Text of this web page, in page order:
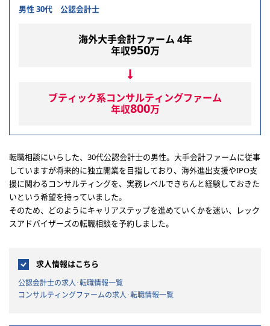
男性 30代 公認会計士
海外大手会計ファーム 4年
年収950万
ブティック系コンサルティングファーム
年収800万
転職相談にいらした、30代公認会計士の男性。大手会計ファームに従事
していますが将来的に独立開業を目指しており、海外進出支援やIPO支
援に関わるコンサルティングを、実務レベルできちんと経験しておきた
いという希望を持っていました。
そのため、どのようにキャリアステップを進めていくかを迷い、レック
スアドバイザーズの転職相談を予約しました。
求人情報はこちら
公認会計士の求人･転職情報一覧
コンサルティングファームの求人･転職情報一覧